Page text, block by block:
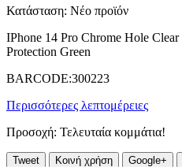
Κατάσταση: Νέο προϊόν
IPhone 14 Pro Chrome Hole
Protection Green
BARCODE:300223
Περισσότερες λεπτομέρειες
Προσοχή: Τελευταία κομμάτια!
Tweet Κοινή χρήση Google+